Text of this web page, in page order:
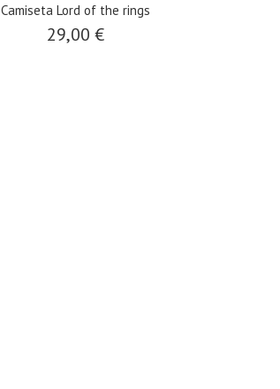
Camiseta Lord of the rings
29,00 €